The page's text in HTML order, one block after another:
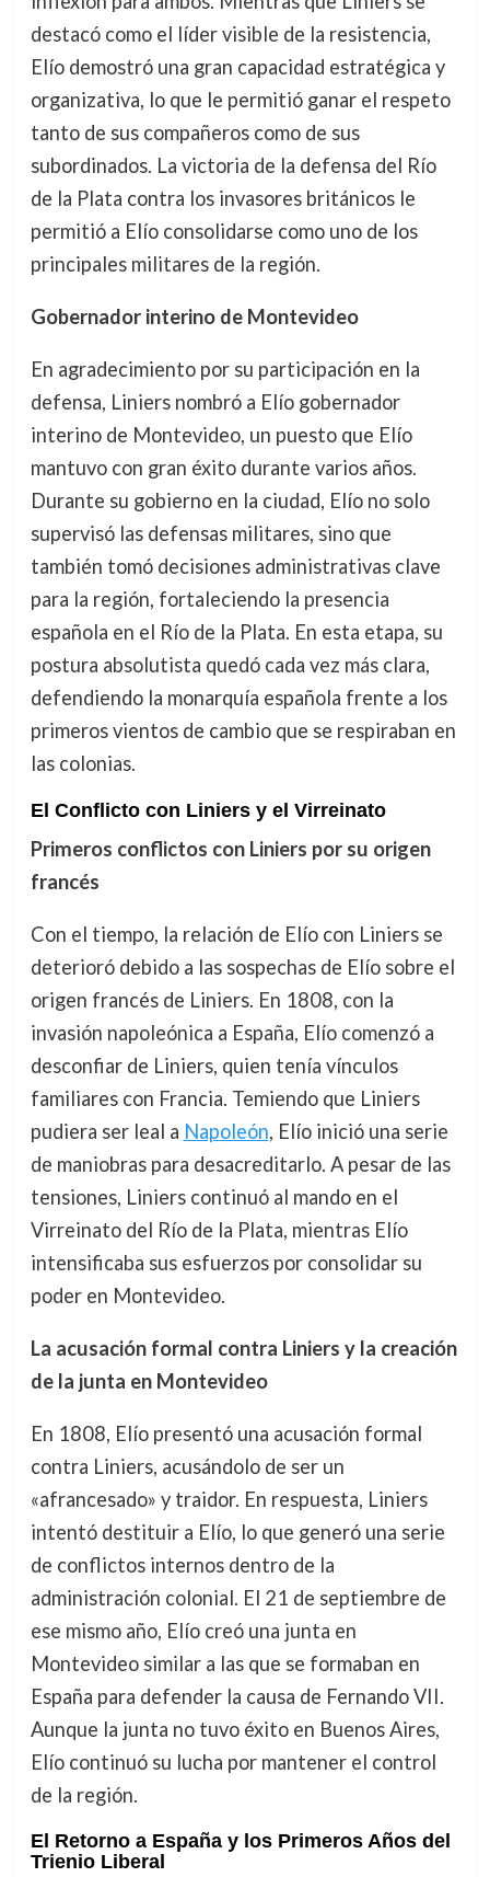
destacó como el líder visible de la resistencia,
Elío demostró una gran capacidad estratégica y
organizativa, lo que le permitió ganar el respeto
tanto de sus compañeros como de sus
subordinados. La victoria de la defensa del Río
de la Plata contra los invasores británicos le
permitió a Elío consolidarse como uno de los
principales militares de la región.
Gobernador interino de Montevideo
En agradecimiento por su participación en la
defensa, Liniers nombró a Elío gobernador
interino de Montevideo, un puesto que Elío
mantuvo con gran éxito durante varios años.
Durante su gobierno en la ciudad, Elío no solo
supervisó las defensas militares, sino que
también tomó decisiones administrativas clave
para la región, fortaleciendo la presencia
española en el Río de la Plata. En esta etapa, su
postura absolutista quedó cada vez más clara,
defendiendo la monarquía española frente a los
primeros vientos de cambio que se respiraban en
las colonias.
El Conflicto con Liniers y el Virreinato
Primeros conflictos con Liniers por su origen
francés
Con el tiempo, la relación de Elío con Liniers se
deterioró debido a las sospechas de Elío sobre el
origen francés de Liniers. En 1808, con la
invasión napoleónica a España, Elío comenzó a
desconfiar de Liniers, quien tenía vínculos
familiares con Francia. Temiendo que Liniers
pudiera ser leal a Napoleón, Elío inició una serie
de maniobras para desacreditarlo. A pesar de las
tensiones, Liniers continuó al mando en el
Virreinato del Río de la Plata, mientras Elío
intensificaba sus esfuerzos por consolidar su
poder en Montevideo.
La acusación formal contra Liniers y la creación
de la junta en Montevideo
En 1808, Elío presentó una acusación formal
contra Liniers, acusándolo de ser un
«afrancesado» y traidor. En respuesta, Liniers
intentó destituir a Elío, lo que generó una serie
de conflictos internos dentro de la
administración colonial. El 21 de septiembre de
ese mismo año, Elío creó una junta en
Montevideo similar a las que se formaban en
España para defender la causa de Fernando VII.
Aunque la junta no tuvo éxito en Buenos Aires,
Elío continuó su lucha por mantener el control
de la región.
El Retorno a España y los Primeros Años del
Trienio Liberal